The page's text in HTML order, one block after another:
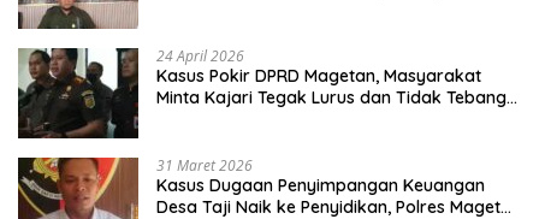
24 April 2026
Kasus Pokir DPRD Magetan, Masyarakat
Minta Kajari Tegak Lurus dan Tidak Tebang
31 Maret 2026
Kasus Dugaan Penyimpangan Keuangan
Desa Taji Naik ke Penyidikan, Polres Magetan